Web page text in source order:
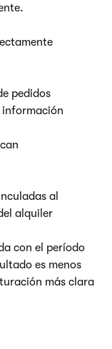
pedidos
información
al
alquiler
con el período
es menos
más clara